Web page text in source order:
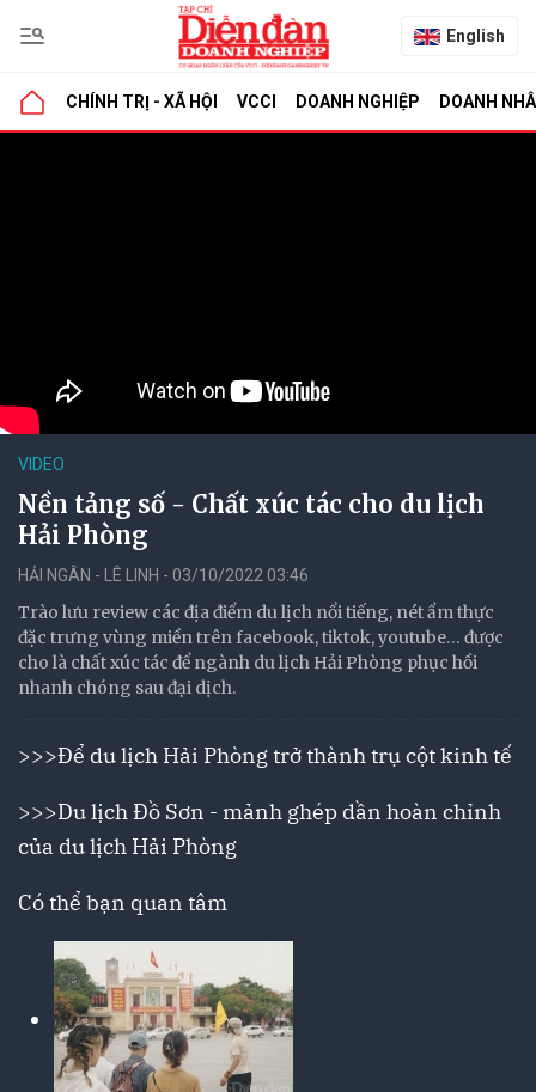
English
CHÍNH TRỊ - XÃ HỘI VCCI DOANH NGHIỆP DOANH
VIDEO
Nền tảng số - Chất xúc tác cho du lịch
Hải Phòng
HẢI NGÂN - LÊ LINH - 03/10/2022 03:46
Trào lưu review các địa điểm du lịch nổi tiếng, nét ẩm thực
đặc trưng vùng miền trên facebook, tiktok, youtube… được
cho là chất xúc tác để ngành du lịch Hải Phòng phục hồi
nhanh chóng sau đại dịch.
>>>Để du lịch Hải Phòng trở thành trụ cột kinh tế
>>>Du lịch Đồ Sơn - mảnh ghép dần hoàn chỉnh
của du lịch Hải Phòng
Có thể bạn quan tâm